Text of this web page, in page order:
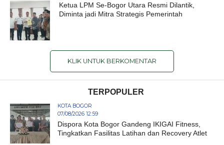
Ketua LPM Se-Bogor Utara Resmi Dilantik,
Diminta jadi Mitra Strategis Pemerintah
KLIK UNTUK BERKOMENTAR
TERPOPULER
KOTA BOGOR
07/08/2026 12:59
Dispora Kota Bogor Gandeng IKIGAI Fitness,
Tingkatkan Fasilitas Latihan dan Recovery Atlet